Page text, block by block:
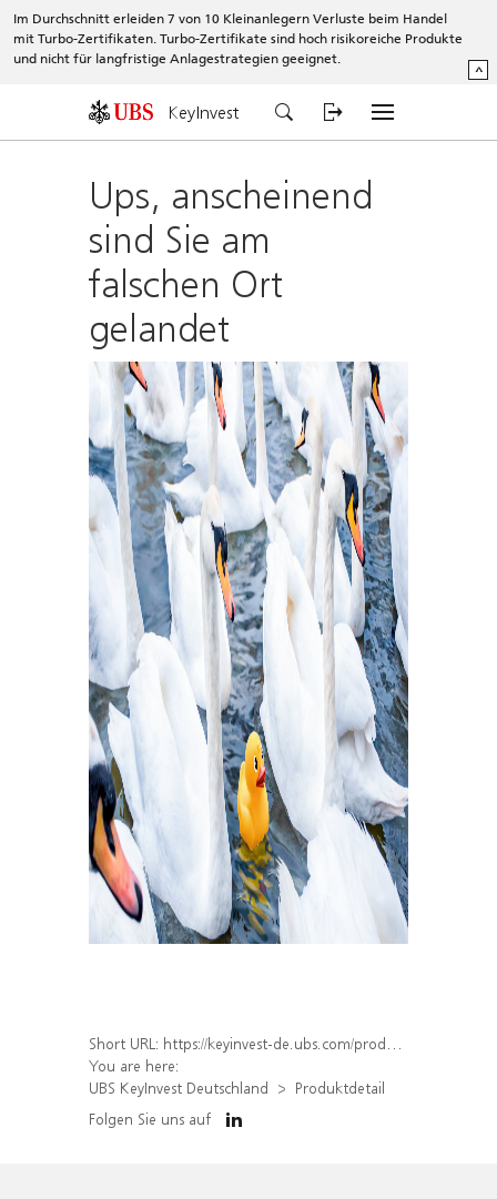
Im Durchschnitt erleiden 7 von 10 Kleinanlegern Verluste beim Handel
mit Turbo-Zertifikaten. Turbo-Zertifikate sind hoch risikoreiche Produkte
und nicht für langfristige Anlagestrategien geeignet.
^
KeyInvest
Ups, anscheinend
sind Sie am
falschen Ort
gelandet
Short URL: https://keyinvest-de.ubs.com/produkt/detail/index/isin/DE000WA67ED4
You are here:
UBS KeyInvest Deutschland
Produktdetail
Folgen Sie uns auf